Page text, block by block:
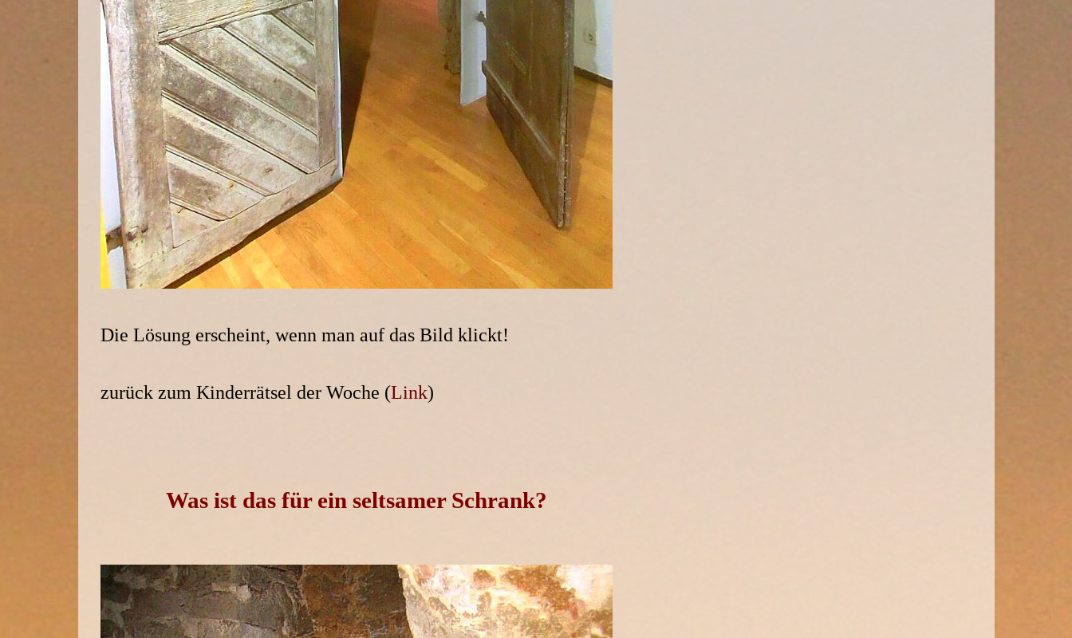
Die Lösung erscheint, wenn man auf das Bild klickt!
zurück zum Kinderrätsel der Woche (Link)
Was ist das für ein seltsamer Schrank?